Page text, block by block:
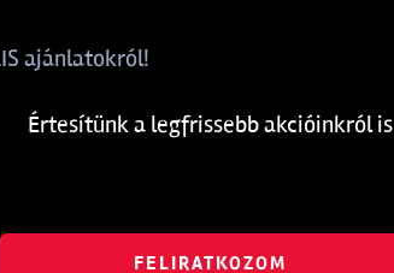
ajánlatokról!
Értesítünk a legfrissebb akcióinkról is
FELIRATKOZOM